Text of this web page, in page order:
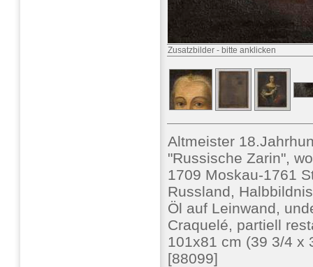
Zusatzbilder - bitte anklicken
Altmeister
"Russische Zarin",
1709 Moskau-1761
Russland,
Öl auf Leinwand,
Craquelé, partiell
101x81 cm (39 3/4 x
[88099]